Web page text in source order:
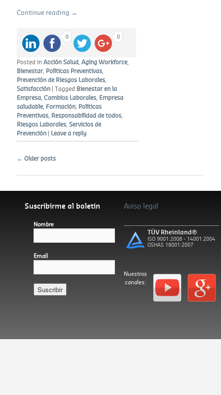
Continue reading →
0 0
Posted in Acción Salud ,Aging Workforce,
Bienestar Políticas Preventivas
Prevención de Riesgos Laborales
Satisfacción
|Tagged Bienestar en la
Empresa ,Cambios Laborales Empresa
saludable, Formación Políticas
Preventivas Responsabilidad de todos
Riesgos Laborales ,Servicios de
Prevención
Leave a reply
Post navigation
← Older posts
Suscribirme al boletín
Nombre
Email
Aviso legal
TÜV Rheinland®
ISO 9001:2008 - 14001:2004
OSHAS 18001:2007
Nuestros
canales:
Español